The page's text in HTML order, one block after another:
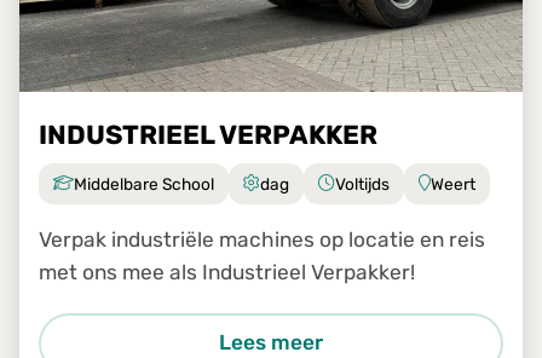
INDUSTRIEEL VERPAKKER
Middelbare School dag Voltijds Weert
Verpak industriële machines op locatie en reis
met ons mee als Industrieel Verpakker!
Lees meer